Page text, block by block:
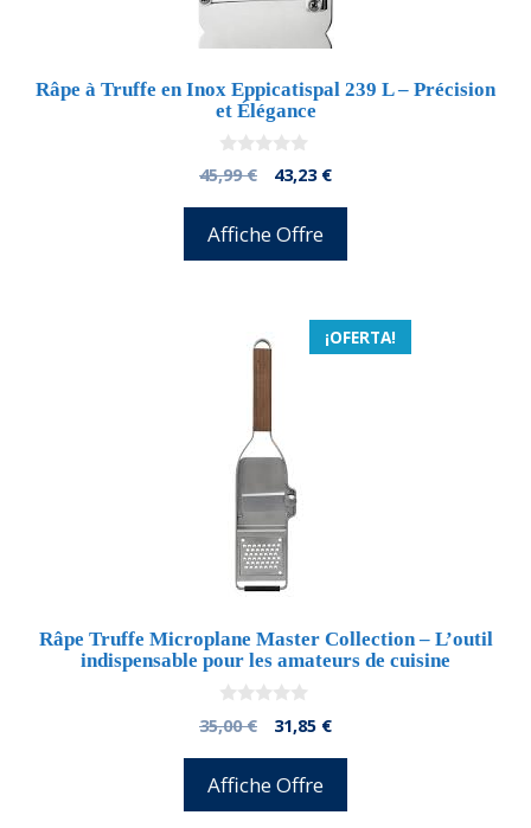
Râpe à Truffe en Inox Eppicatispal 239 L – Précision
et Élégance
0
d
45,99€
El
original
era:
43,23 €El
Affiche Offre
¡OFERTA!
Râpe Truffe Microplane Master Collection – L’outil
indispensable pour les amateurs de cuisine
0
d
35,00€
El
original
era:
31,85 €El
Affiche Offre